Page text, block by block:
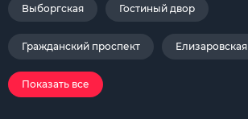
Выборгская Гостиный двор
Гражданский проспект Елизаровская
Показать все